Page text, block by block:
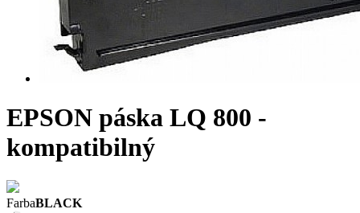
EPSON páska LQ 800 -
kompatibilný
FarbaBLACK